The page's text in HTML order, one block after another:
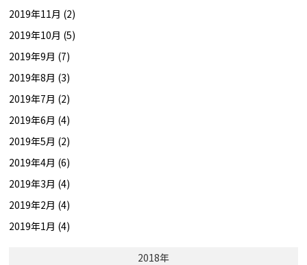
2019年11月 (2)
2019年10月 (5)
2019年9月 (7)
2019年8月 (3)
2019年7月 (2)
2019年6月 (4)
2019年5月 (2)
2019年4月 (6)
2019年3月 (4)
2019年2月 (4)
2019年1月 (4)
2018年